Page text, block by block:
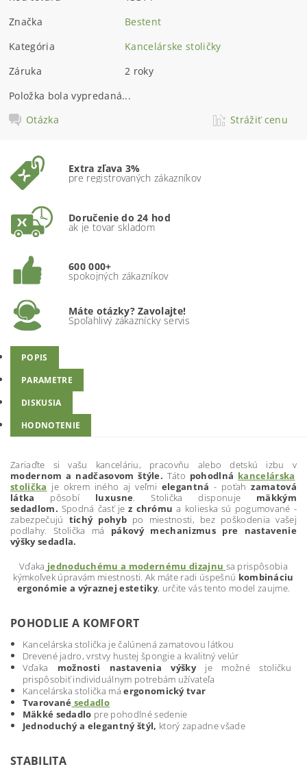
Značka
Bestent
Kategória
Kancelárske stoličky
Záruka
2 roky
Položka bola vypredaná...
Otázka
Strážiť cenu
Extra zľava 3%
pre registrovaných zákazníkov
Doručenie do 24 hod
ak je tovar skladom
600 000+
spokojných zákazníkov
Máte otázky? Zavolajte!
Spoľahlivý zákaznícky servis
POPIS
PARAMETRE
DISKUSIA
HODNOTENIE
Zariaďte si vašu kanceláriu, pracovňu alebo detskú izbu v
modernom a nadčasovom štýle. Táto pohodlná kancelárska
stolička je okrem iného aj veľmi elegantná - poťah zamatová
látka pôsobí luxusne. Stolička disponuje mäkkým
sedadlom. Spodná časť je z chrómu a kolieska sú pogumované -
zabezpečujú tichý pohybpo miestnosti, bez poškodenia vašej
podlahy. Stolička má pákový mechanizmus pre nastavenie
výšky sedadla.
Vďaka jednoduchému a modernému dizajnu sa prispôsobia
kýmkoľvek úpravám miestnosti. Ak máte radi úspešnú kombináciu
ergonómie a výraznej estetiky, určite vás tento model zaujme.
POHODLIE A KOMFORT
Kancelárska stolička je čalúnená zamatovou látkou
Drevené jadro, vrstvy hustej špongie a kvalitný velúr
Vďaka možnosti nastavenia výšky je možné stoličku
prispôsobiť individuálnym potrebám užívateľa
Kancelárska stolička má ergonomický tvar
Tvarované sedadlo
Mäkké sedadlo pre pohodlné sedenie
Jednoduchý a elegantný štýl, ktorý zapadne všade
STABILITA